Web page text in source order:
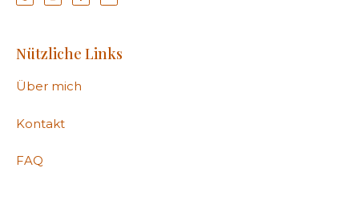
Nützliche Links
Über mich
Kontakt
FAQ